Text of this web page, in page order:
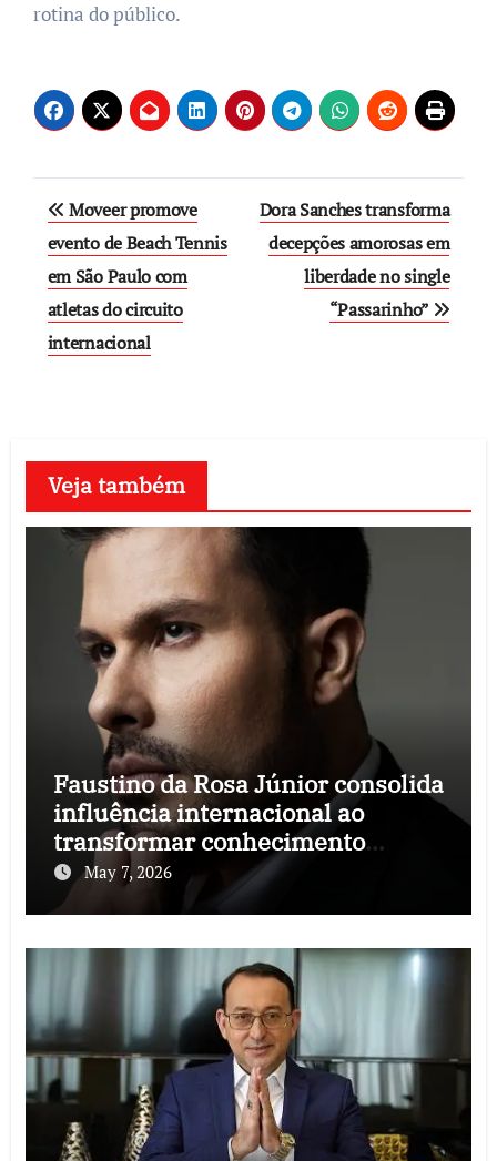
rotina do público.
Post
navigation
Moveer promove
evento de Beach Tennis
em São Paulo com
atletas do circuito
internacional
Dora Sanches transforma
decepções amorosas em
liberdade no single
“Passarinho”
Veja também
Faustino da Rosa Júnior consolida
influência internacional ao
transformar conhecimento
jurídico em negócios escaláveis
May 7, 2026